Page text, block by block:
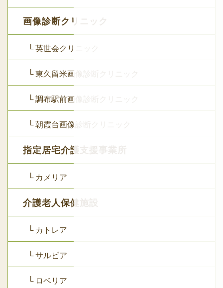
画像診断クリニック
└ 英世会クリニック
└ 東久留米画像診断クリニック
└ 調布駅前画像診断クリニック
└ 朝霞台画像診断クリニック
指定居宅介護支援事業所
└ カメリア
介護老人保健施設
└ カトレア
└ サルビア
└ ロベリア